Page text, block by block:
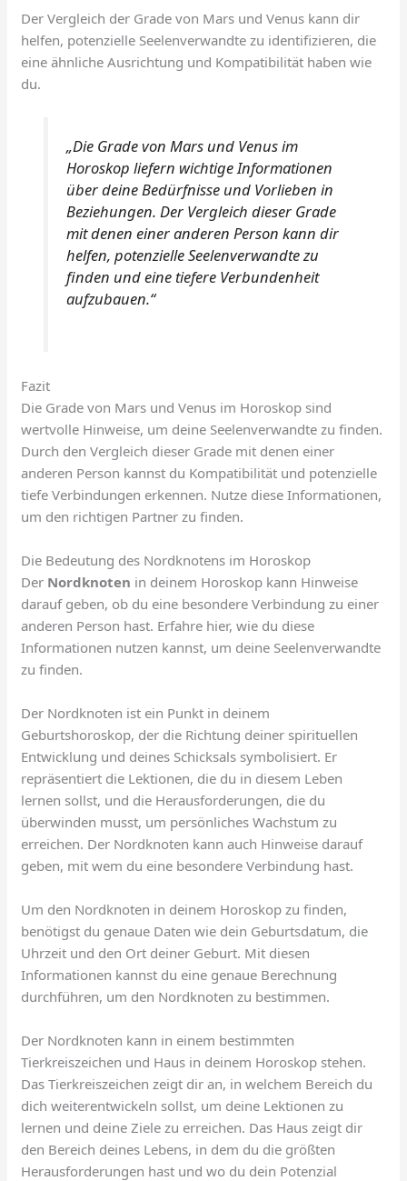
Der Vergleich der Grade von Mars und Venus kann dir
helfen, potenzielle Seelenverwandte zu identifizieren, die
eine ähnliche Ausrichtung und Kompatibilität haben wie
du.
„Die Grade von Mars und Venus im
Horoskop liefern wichtige Informationen
über deine Bedürfnisse und Vorlieben in
Beziehungen. Der Vergleich dieser Grade
mit denen einer anderen Person kann dir
helfen, potenzielle Seelenverwandte zu
finden und eine tiefere Verbundenheit
aufzubauen.“
Fazit
Die Grade von Mars und Venus im Horoskop sind
wertvolle Hinweise, um deine Seelenverwandte zu finden.
Durch den Vergleich dieser Grade mit denen einer
anderen Person kannst du Kompatibilität und potenzielle
tiefe Verbindungen erkennen. Nutze diese Informationen,
um den richtigen Partner zu finden.
Die Bedeutung des Nordknotens im Horoskop
Der Nordknoten in deinem Horoskop kann Hinweise
darauf geben, ob du eine besondere Verbindung zu einer
anderen Person hast. Erfahre hier, wie du diese
Informationen nutzen kannst, um deine Seelenverwandte
zu finden.
Der Nordknoten ist ein Punkt in deinem
Geburtshoroskop, der die Richtung deiner spirituellen
Entwicklung und deines Schicksals symbolisiert. Er
repräsentiert die Lektionen, die du in diesem Leben
lernen sollst, und die Herausforderungen, die du
überwinden musst, um persönliches Wachstum zu
erreichen. Der Nordknoten kann auch Hinweise darauf
geben, mit wem du eine besondere Verbindung hast.
Um den Nordknoten in deinem Horoskop zu finden,
benötigst du genaue Daten wie dein Geburtsdatum, die
Uhrzeit und den Ort deiner Geburt. Mit diesen
Informationen kannst du eine genaue Berechnung
durchführen, um den Nordknoten zu bestimmen.
Der Nordknoten kann in einem bestimmten
Tierkreiszeichen und Haus in deinem Horoskop stehen.
Das Tierkreiszeichen zeigt dir an, in welchem Bereich du
dich weiterentwickeln sollst, um deine Lektionen zu
lernen und deine Ziele zu erreichen. Das Haus zeigt dir
den Bereich deines Lebens, in dem du die größten
Herausforderungen hast und wo du dein Potenzial